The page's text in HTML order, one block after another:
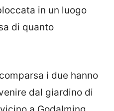
in un luogo
di quanto
i due hanno
dal giardino di